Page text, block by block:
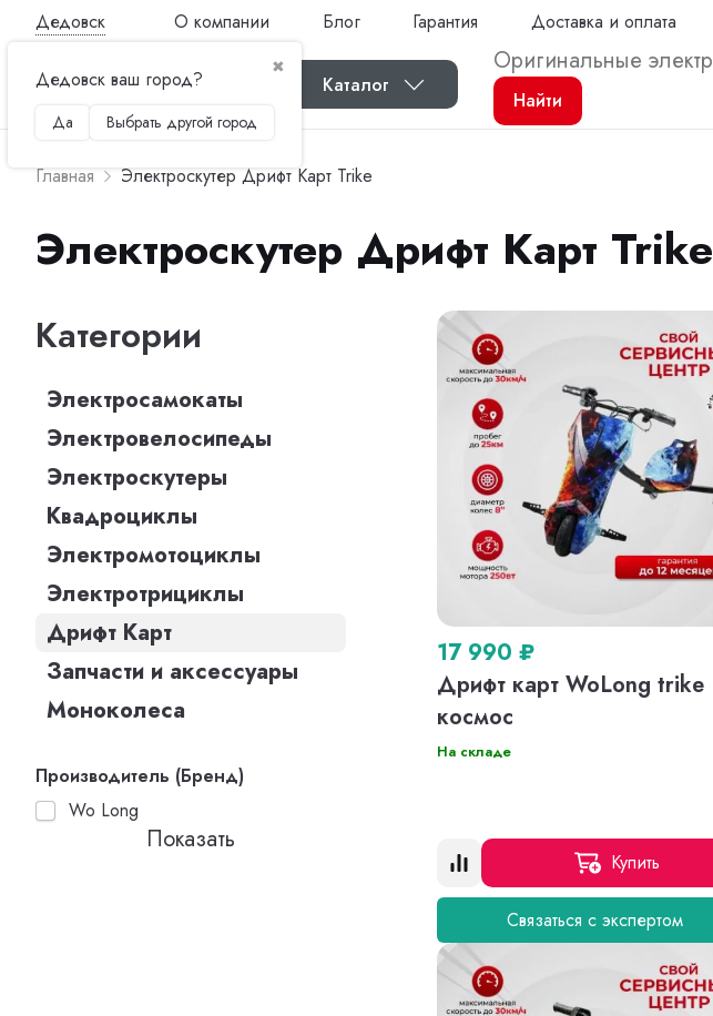
Дедовск
✖
Дедовск ваш город?
Да Выбрать другой город
О компании Блог Гарантия Доставка и оплата
Каталог
Найти
Главная Электроскутер Дрифт Карт Trike
Электроскутер Дрифт Карт Trike
Категории
Электросамокаты
Электровелосипеды
Электроскутеры
Квадроциклы
Электромотоциклы
Электротрициклы
Дрифт Карт
Запчасти и аксессуары
Моноколеса
Производитель (Бренд)
Wo Long
17 990 ₽
Дрифт карт WoLong trike
космос
На складе
Купить
Связаться с экспертом